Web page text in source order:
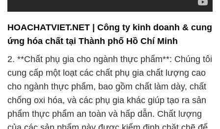
HOACHATVIET.NET | Công ty kinh doanh & cung
ứng hóa chất tại Thành phố Hồ Chí Minh
2. **Chất phụ gia cho ngành thực phẩm**: Chúng tôi
cung cấp một loạt các chất phụ gia chất lượng cao
cho ngành thực phẩm, bao gồm chất làm dày, chất
chống oxi hóa, và các phụ gia khác giúp tạo ra sản
phẩm thực phẩm an toàn và hấp dẫn. Chất lượng